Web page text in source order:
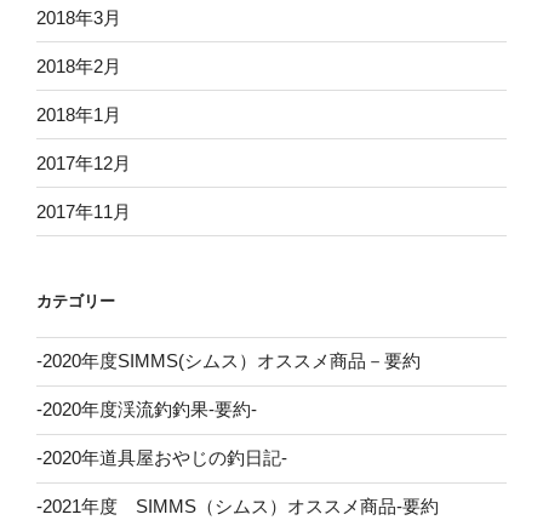
2018年3月
2018年2月
2018年1月
2017年12月
2017年11月
カテゴリー
-2020年度SIMMS(シムス）オススメ商品－要約
-2020年度渓流釣釣果-要約-
-2020年道具屋おやじの釣日記-
-2021年度 SIMMS（シムス）オススメ商品-要約